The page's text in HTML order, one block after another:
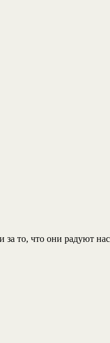
то, что они радуют